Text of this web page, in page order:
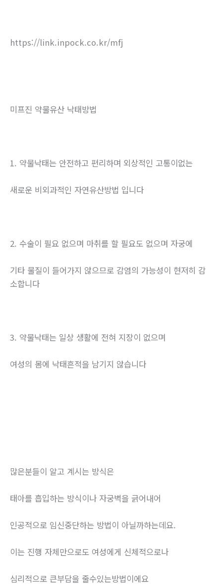
https://link.inpock.co.kr/mfj
미프진 약물유산 낙태방법
1. 약물낙태는 안전하고 편리하며 외상적인 고통이없는
새로운 비외과적인 자연유산방법 입니다
2. 수술이 필요 없으며 마취를 할 필요도 없으며 자궁에
기타 물질이 들어가지 않으므로 감염의 가능성이 현저히 감
소합니다
3. 약물낙태는 일상 생활에 전혀 지장이 없으며
여성의 몸에 낙태흔적을 남기지 않습니다
많은분들이 알고 계시는 방식은
태아를 흡입하는 방식이나 자궁벽을 긁어내어
인공적으로 임신중단하는 방법이 아닐까하는데요.
이는 진행 자체만으로도 여성에게 신체적으로나
심리적으로 큰부담을 줄수있는방법이에요